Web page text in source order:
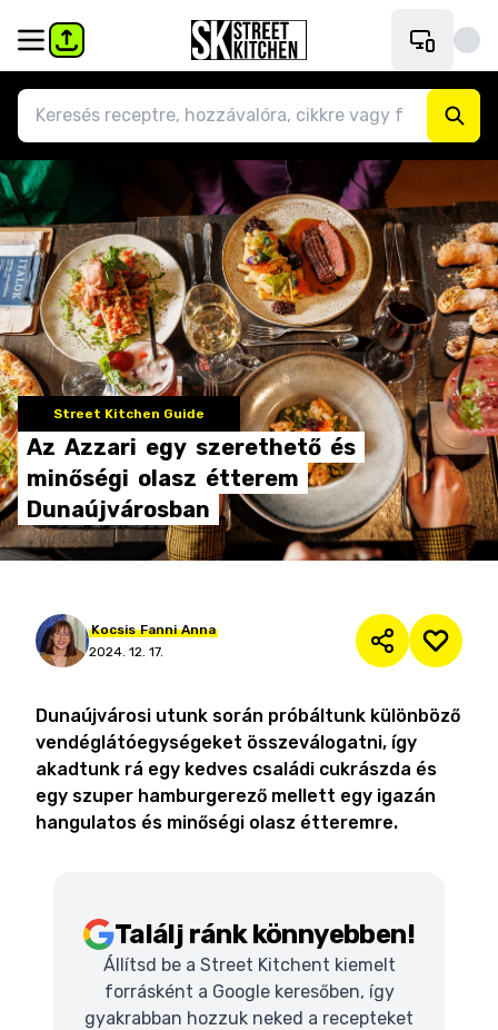
Street Kitchen Guide
Az Azzari egy szerethető és
minőségi olasz étterem
Dunaújvárosban
Kocsis Fanni Anna
2024. 12. 17.
Dunaújvárosi utunk során próbáltunk különböző
vendéglátóegységeket összeválogatni, így
akadtunk rá egy kedves családi cukrászda és
egy szuper hamburgerező mellett egy igazán
hangulatos és minőségi olasz étteremre.
Találj ránk könnyebben!
Állítsd be a Street Kitchent kiemelt
forrásként a Google keresőben, így
gyakrabban hozzuk neked a recepteket